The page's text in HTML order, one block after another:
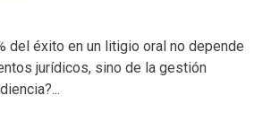
del éxito en un litigio oral no depende
jurídicos, sino de la gestión